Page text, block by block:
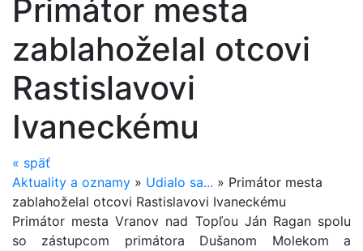
Primátor mesta
zablahoželal otcovi
Rastislavovi
Ivaneckému
« späť
Aktuality a oznamy » Udialo sa... » Primátor mesta
zablahoželal otcovi Rastislavovi Ivaneckému
Primátor mesta Vranov nad Topľou Ján Ragan spolu
so zástupcom primátora Dušanom Molekom a